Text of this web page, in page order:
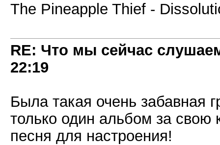
The Pineapple Thief -
RE: Что мы сейчас
22:19
Была такая очень забавная
только один альбом за свою
песня для настроения!